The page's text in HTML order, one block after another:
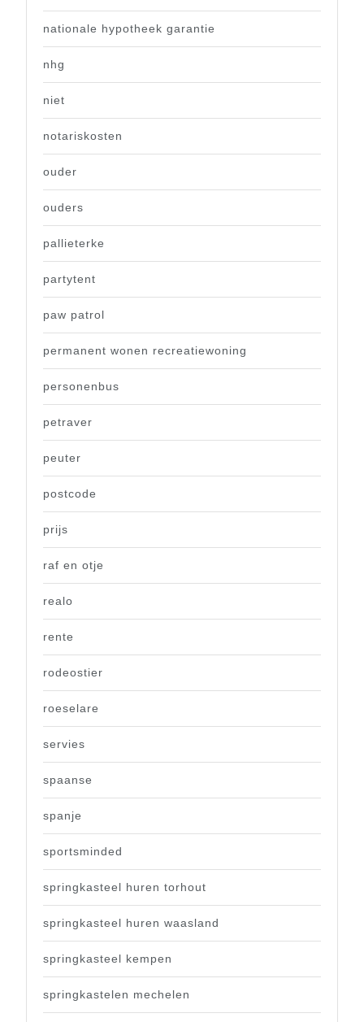
nationale hypotheek garantie
nhg
niet
notariskosten
ouder
ouders
pallieterke
partytent
paw patrol
permanent wonen recreatiewoning
personenbus
petraver
peuter
postcode
prijs
raf en otje
realo
rente
rodeostier
roeselare
servies
spaanse
spanje
sportsminded
springkasteel huren torhout
springkasteel huren waasland
springkasteel kempen
springkastelen mechelen